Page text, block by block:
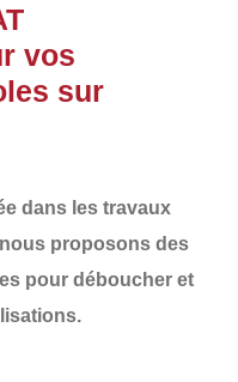
vos
sur
dans les travaux
proposons des
pour déboucher et
.